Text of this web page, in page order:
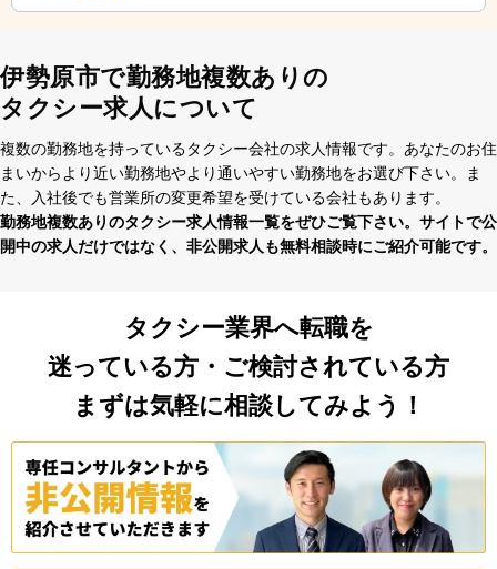
伊勢原市で勤務地複数ありの
タクシー求人について
複数の勤務地を持っているタクシー会社の求⼈情報です。あなたのお住
まいからより近い勤務地やより通いやすい勤務地をお選び下さい。ま
た、⼊社後でも営業所の変更希望を受けている会社もあります。
勤務地複数ありのタクシー求⼈情報⼀覧をぜひご覧下さい。サイトで公
開中の求⼈だけではなく、⾮公開求⼈も無料相談時にご紹介可能です。
タクシー業界へ転職を
迷っている方・ご検討されている方
まずは気軽に相談してみよう！